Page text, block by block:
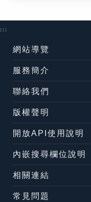
:::
網站導覽
服務簡介
聯絡我們
版權聲明
開放API使用說明
內嵌搜尋欄位說明
相關連結
常見問題